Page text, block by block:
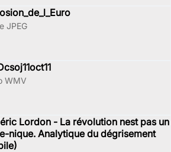
JPEG
WMV
Lordon - La révolution nest pas un
nique. Analytique du dégrisement